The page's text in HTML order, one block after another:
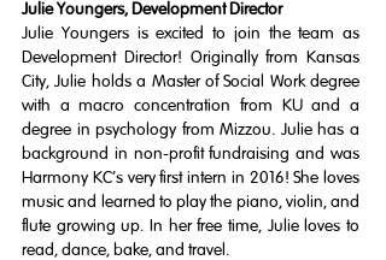
Julie Youngers, Development Director
Julie Youngers is excited to join the team as
Development Director! Originally from Kansas
City, Julie holds a Master of Social Work degree
with a macro concentration from KU and a
degree in psychology from Mizzou. Julie has a
background in non-profit fundraising and was
Harmony KC's very first intern in 2016! She loves
music and learned to play the piano, violin, and
flute growing up. In her free time, Julie loves to
read, dance, bake, and travel.